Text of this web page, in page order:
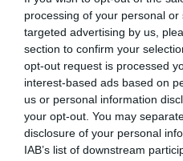
processing of your personal
targeted advertising by us,
section to confirm your
opt-out request is processed
interest-based ads based on
us or personal information
your opt-out. You may
disclosure of your personal
IAB’s list of downstream
Η ανωνυμία είναι το
Σχόλια 1